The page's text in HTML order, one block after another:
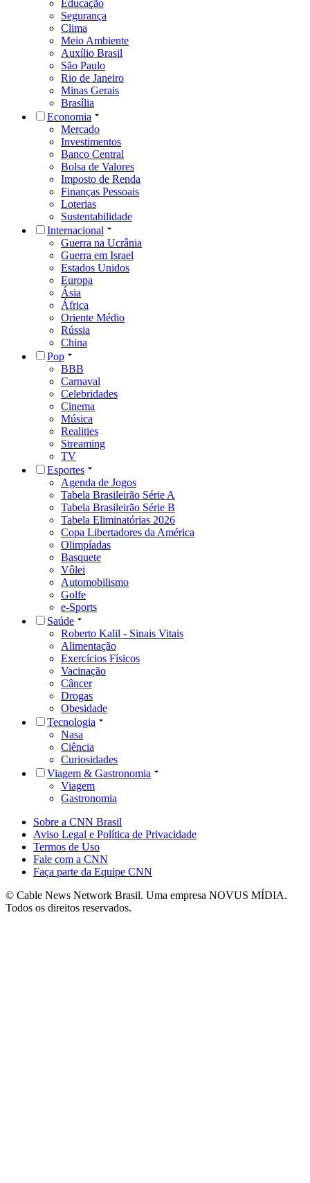
Educação
Segurança
Clima
Meio Ambiente
Auxílio Brasil
São Paulo
Rio de Janeiro
Minas Gerais
Brasília
Economia
Mercado
Investimentos
Banco Central
Bolsa de Valores
Imposto de Renda
Finanças Pessoais
Loterias
Sustentabilidade
Internacional
Guerra na Ucrânia
Guerra em Israel
Estados Unidos
Europa
Ásia
África
Oriente Médio
Rússia
China
Pop
BBB
Carnaval
Celebridades
Cinema
Música
Realities
Streaming
TV
Esportes
Agenda de Jogos
Tabela Brasileirão Série A
Tabela Brasileirão Série B
Tabela Eliminatórias 2026
Copa Libertadores da América
Olimpíadas
Basquete
Vôlei
Automobilismo
Golfe
e-Sports
Saúde
Roberto Kalil - Sinais Vitais
Alimentação
Exercícios Físicos
Vacinação
Câncer
Drogas
Obesidade
Tecnologia
Nasa
Ciência
Curiosidades
Viagem & Gastronomia
Viagem
Gastronomia
Sobre a CNN Brasil
Aviso Legal e Política de Privacidade
Termos de Uso
Fale com a CNN
Faça parte da Equipe CNN
© Cable News Network Brasil. Uma empresa NOVUS MÍDIA.
Todos os direitos reservados.